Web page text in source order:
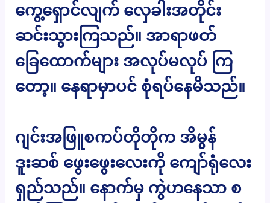
ကွေ့ရှောင်လျက် လှေခါးအတိုင်း
ဆင်းသွားကြသည်။ အာရာဖတ်
ခြေထောက်များ အလုပ်မလုပ် ကြ
တော့။ နေရာမှာပင် စုံရပ်နေမိသည်။
ဂျင်းအဖြူစကပ်တိုတိုက အိမွန်
ဒူးဆစ် ဖွေးဖွေးလေးကို ကျော်ရုံလေး
ရှည်သည်။ နောက်မှ ကွဲဟနေသာ စ